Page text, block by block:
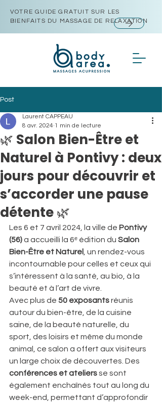
VOTRE GUIDE GRATUIT SUR LES
BIENFAITS DU MASSAGE DE RELAXATION
Post
🌿 Salon Bien-Être et
Naturel à Pontivy : deux
jours pour découvrir et
s’accorder une pause
détente 🌿
Laurent CAPPEAU
8 avr. 2024 1 min de lecture
Les 6 et 7 avril 2024, la ville de Pontivy
(56) a accueilli la 6ᵉ édition du Salon
Bien-Être et Naturel
, un rendez-vous
incontournable pour celles et ceux qui
s’intéressent à la santé, au bio, à la
beauté et à l’art de vivre.
Avec plus de 50 exposants réunis
autour du bien-être, de la cuisine
saine, de la beauté naturelle, du
sport, des loisirs et même du monde
animal, ce salon a offert aux visiteurs
un large choix de découvertes. Des
conférences et ateliers se sont
également enchaînés tout au long du
week-end, permettant d’approfondir